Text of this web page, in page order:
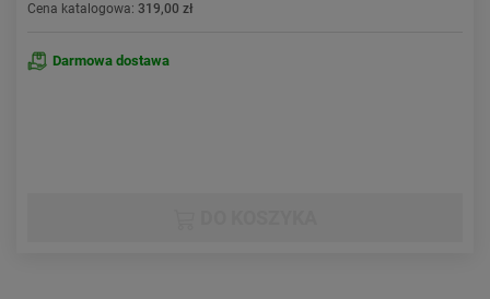
Cena katalogowa: 319,00 zł
Darmowa dostawa